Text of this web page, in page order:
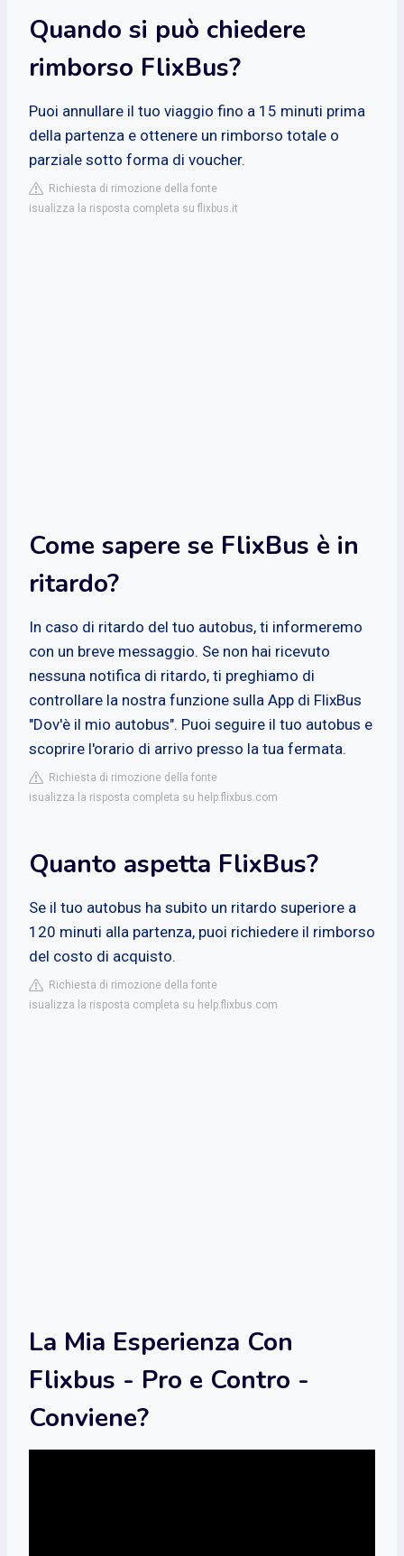
Quando si può chiedere
rimborso FlixBus?
Puoi annullare il tuo viaggio fino a 15 minuti prima
della partenza e ottenere un rimborso totale o
parziale sotto forma di voucher.
Richiesta di rimozione della fonte
isualizza la risposta completa su flixbus.it
Come sapere se FlixBus è in
ritardo?
In caso di ritardo del tuo autobus, ti informeremo
con un breve messaggio. Se non hai ricevuto
nessuna notifica di ritardo, ti preghiamo di
controllare la nostra funzione sulla App di FlixBus
"Dov'è il mio autobus". Puoi seguire il tuo autobus e
scoprire l'orario di arrivo presso la tua fermata.
Richiesta di rimozione della fonte
isualizza la risposta completa su help.flixbus.com
Quanto aspetta FlixBus?
Se il tuo autobus ha subito un ritardo superiore a
120 minuti alla partenza, puoi richiedere il rimborso
del costo di acquisto.
Richiesta di rimozione della fonte
isualizza la risposta completa su help.flixbus.com
La Mia Esperienza Con
Flixbus - Pro e Contro -
Conviene?